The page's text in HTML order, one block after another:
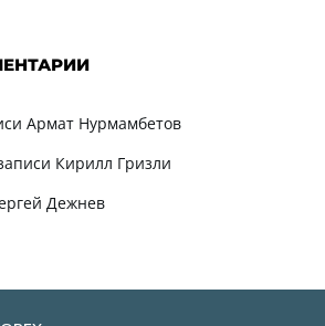
Армат Нурмамбетов
Кирилл Гризли
Дежнев